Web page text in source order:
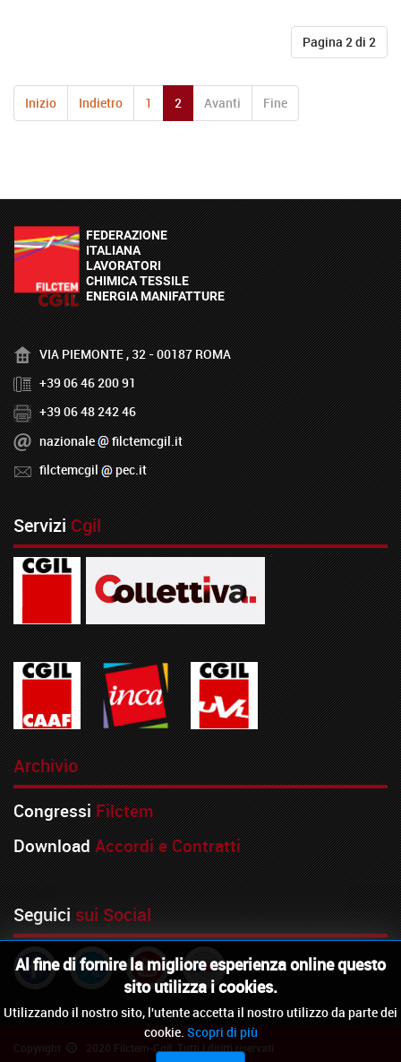
Pagina 2 di 2
Inizio Indietro 1 2 Avanti Fine
VIA PIEMONTE , 32 - 00187 ROMA
+39 06 46 200 91
+39 06 48 242 46
nazionale
filctemcgil.it
filctemcgil
pec.it
Al fine di fornire la migliore esperienza online questo
sito utilizza i cookies.
Utilizzando il nostro sito, l'utente accetta il nostro utilizzo da parte dei
cookie. Scopri di più
ServiziCgil
Archivio
Congressi Filctem
Download Accordi e Contratti
Seguicisui Social
Copyright 2020 Filctem-Cgil. Tutti i diritti riservati